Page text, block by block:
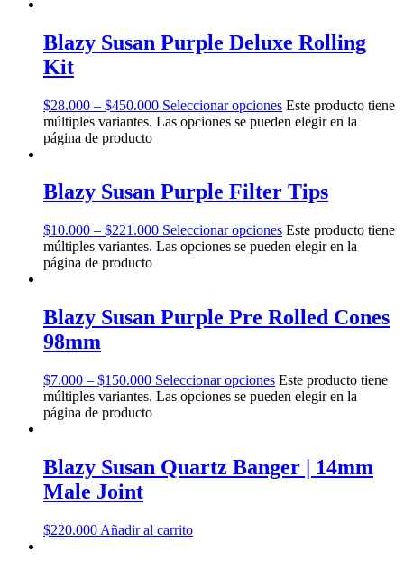
Blazy Susan Purple Deluxe Rolling
Kit
$28.000 – $450.000 Seleccionar opciones Este producto tiene
múltiples variantes. Las opciones se pueden elegir en la
página de producto
Blazy Susan Purple Filter Tips
$10.000 – $221.000 Seleccionar opciones Este producto tiene
múltiples variantes. Las opciones se pueden elegir en la
página de producto
Blazy Susan Purple Pre Rolled Cones
98mm
$7.000 – $150.000 Seleccionar opciones Este producto tiene
múltiples variantes. Las opciones se pueden elegir en la
página de producto
Blazy Susan Quartz Banger | 14mm
Male Joint
$220.000 Añadir al carrito